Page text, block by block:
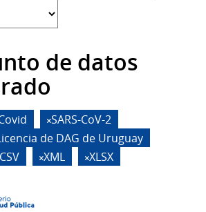
de datos
SARS-CoV-2
de DAG de Uruguay
CSV XML XLSX